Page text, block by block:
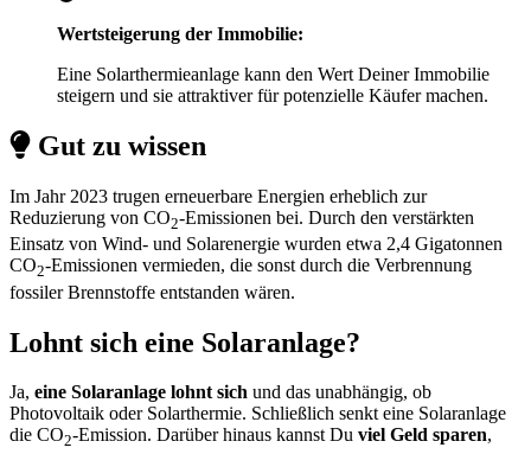
Wertsteigerung der Immobilie:
Eine Solarthermieanlage kann den Wert Deiner Immobilie
steigern und sie attraktiver für potenzielle Käufer machen.
Gut zu wissen
Im Jahr 2023 trugen erneuerbare Energien erheblich zur
Reduzierung von CO2-Emissionen bei. Durch den verstärkten
Einsatz von Wind- und Solarenergie wurden etwa 2,4 Gigatonnen
CO2-Emissionen vermieden, die sonst durch die Verbrennung
fossiler Brennstoffe entstanden wären.
Lohnt sich eine Solaranlage?
Ja, eine Solaranlage lohnt sich und das unabhängig, ob
Photovoltaik oder Solarthermie. Schließlich senkt eine Solaranlage
die CO2-Emission. Darüber hinaus kannst Du viel Geld sparen,